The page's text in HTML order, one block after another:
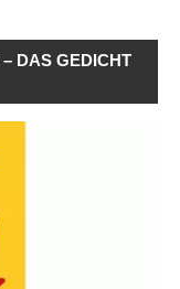
DAS GEDICHT